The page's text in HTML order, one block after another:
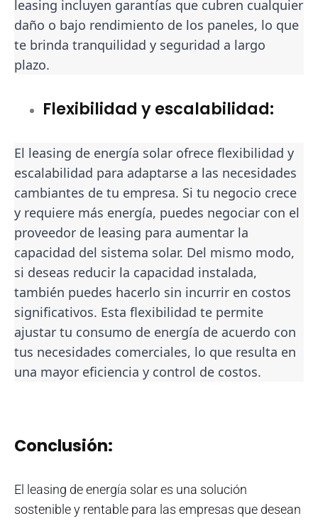
leasing incluyen garantías que cubren cualquier
daño o bajo rendimiento de los paneles, lo que
te brinda tranquilidad y seguridad a largo
plazo.
Flexibilidad y escalabilidad:
El leasing de energía solar ofrece flexibilidad y
escalabilidad para adaptarse a las necesidades
cambiantes de tu empresa. Si tu negocio crece
y requiere más energía, puedes negociar con el
proveedor de leasing para aumentar la
capacidad del sistema solar. Del mismo modo,
si deseas reducir la capacidad instalada,
también puedes hacerlo sin incurrir en costos
significativos. Esta flexibilidad te permite
ajustar tu consumo de energía de acuerdo con
tus necesidades comerciales, lo que resulta en
una mayor eficiencia y control de costos.
Conclusión:
El leasing de energía solar es una solución
sostenible y rentable para las empresas que desean